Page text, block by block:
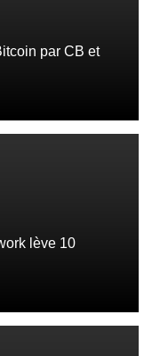
par CB et
lève 10